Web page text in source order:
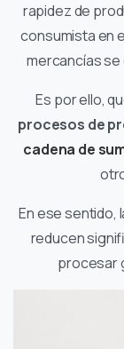
rapidez de
consumista en
mercancías
Es por ello,
procesos de
cadena de
En ese sentido,
reducen
procesar